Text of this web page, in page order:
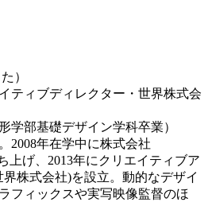
）
ティブディレクター・世界株式会
学部基礎デザイン学科卒業）
2008年在学中に株式会社
上げ、2013年にクリエイティブア
株式会社)を設立。動的なデザイ
フィックスや実写映像監督のほ